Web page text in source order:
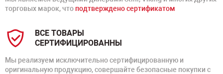
торговых марок, что подтверждено сертификатом
ВСЕ ТОВАРЫ
СЕРТИФИЦИРОВАННЫ
Мы реализуем исключительно сертифицированную и
оригинальную продукцию, совершайте безопасные покупки с